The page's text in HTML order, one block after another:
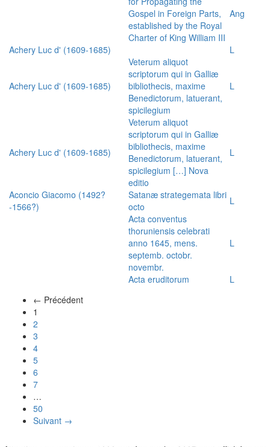
Gospel in Foreign Parts,
established by the Royal
Charter of King William III
Ang
Achery Luc d' (1609-1685) L
Achery Luc d' (1609-1685)
Veterum aliquot
scriptorum qui in Galliæ
bibliothecis, maxime
Benedictorum, latuerant,
spicilegium
L
Achery Luc d' (1609-1685)
Veterum aliquot
scriptorum qui in Galliæ
bibliothecis, maxime
Benedictorum, latuerant,
spicilegium […] Nova
editio
L
Aconcio Giacomo (1492?
-1566?)
Satanæ strategemata libri
octo
L
Acta conventus
thoruniensis celebrati
anno 1645, mens.
septemb. octobr.
novembr.
L
Acta eruditorum
L
← Précédent
1
2
3
4
5
6
7
…
50
Suivant →